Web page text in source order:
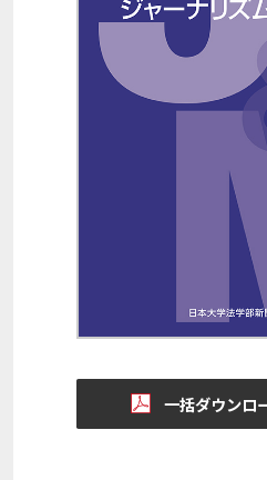
一括ダウンロ